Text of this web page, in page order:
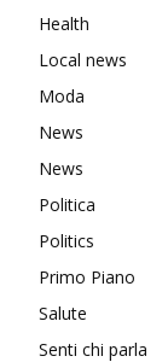
Health
Local news
Moda
News
News
Politica
Politics
Primo Piano
Salute
Senti chi parla